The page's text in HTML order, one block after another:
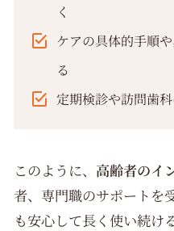
く
ケアの具体的手順
る
定期検診や訪問歯
このように、 高齢者のイ
者、専門職のサポートを
も安心して長く使い続け